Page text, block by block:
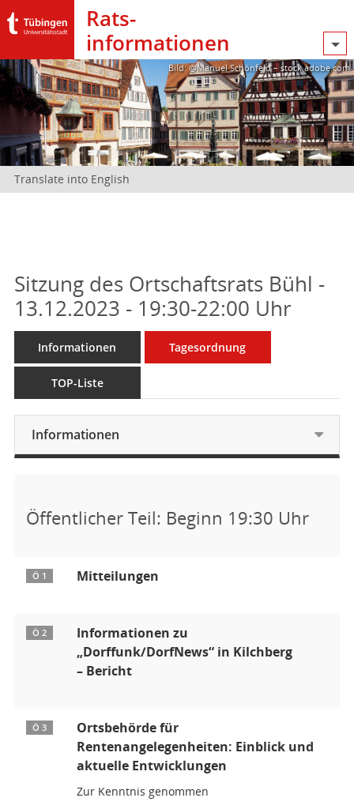
Rats­
informationen
Bild: @Manuel Schönfeld – stock.adobe.com
Translate into English
Sitzung des Ortschaftsrats Bühl -
13.12.2023 - 19:30-22:00 Uhr
Informationen Tagesordnung
TOP-Liste
Informationen
Öffentlicher Teil: Beginn 19:30 Uhr
Ö 1 Mitteilungen
Ö 2
Informationen zu
„Dorffunk/DorfNews“ in Kilchberg
– Bericht
Ö 3
Ortsbehörde für
Rentenangelegenheiten: Einblick und
aktuelle Entwicklungen
Zur Kenntnis genommen